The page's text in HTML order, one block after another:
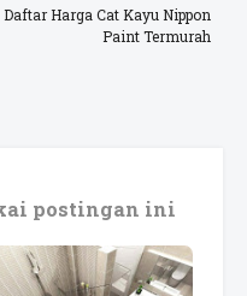
Daftar Harga Cat Kayu Nippon
Paint Termurah
postingan ini